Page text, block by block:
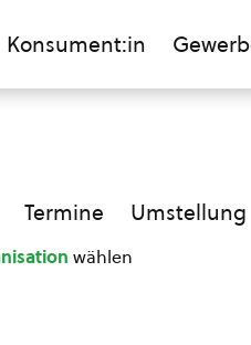
Konsument:in
Termine Umstellung
wählen